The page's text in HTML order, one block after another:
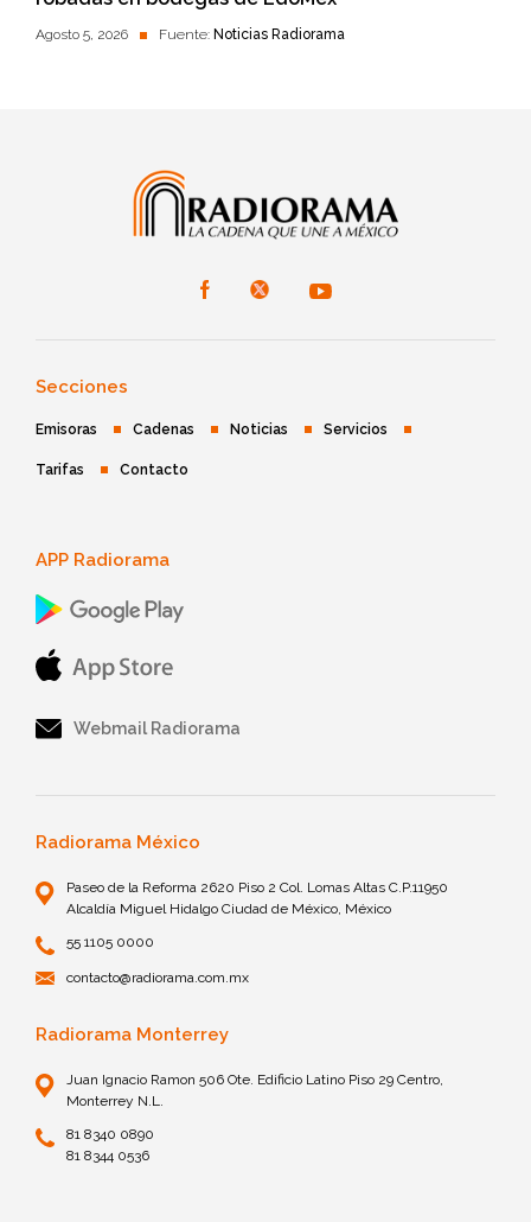
Agosto 5, 2026 Fuente: Noticias Radiorama
Secciones
Emisoras Cadenas Noticias Servicios
Tarifas Contacto
APP Radiorama
Webmail Radiorama
Radiorama México
Paseo de la Reforma 2620 Piso 2 Col. Lomas Altas C.P.11950
Alcaldía Miguel Hidalgo Ciudad de México, México
55 1105 0000
contacto@radiorama.com.mx
Radiorama Monterrey
Juan Ignacio Ramon 506 Ote. Edificio Latino Piso 29 Centro,
Monterrey N.L.
81 8340 0890
81 8344 0536